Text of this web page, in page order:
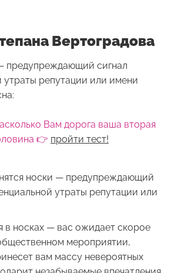
Вертоградова
предупреждающий сигнал
утраты репутации или имени
Вам дорога ваша вторая
👉 пройти тест!
носки — предупреждающий
утраты репутации или
в носках — вас ожидает скорое
мероприятии,
вам массу невероятных